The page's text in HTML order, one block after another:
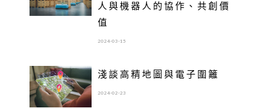
人與機器人的協作、共創價
值
2024-03-15
淺談高精地圖與電子圍籬
2024-02-23